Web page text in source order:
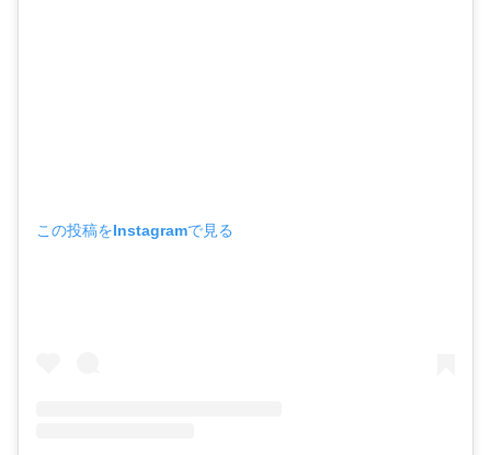
この投稿をInstagramで見る